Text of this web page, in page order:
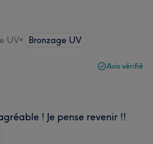
UV• Bronzage UV
Avis vérifié
! Je pense revenir !!